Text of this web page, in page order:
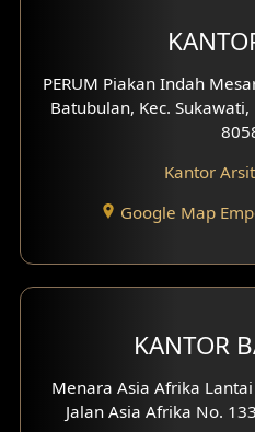
Desain Eksterior
Desain Eksterior
Desain Ruko
Desain Hotel
Desain Perumahan
Desain Kantor
PERUM Piakan Indah
Batubulan, Kec.
Kantor
Google Map
KANTOR
Menara Asia Afrika
Jalan Asia Afrika No.